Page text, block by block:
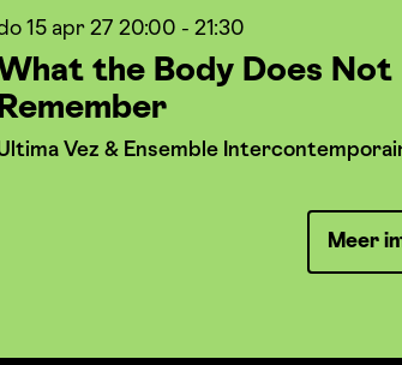
the Body Does Not
Remember
Vez & Ensemble
15 apr 2720:00 - 21:30
Meer